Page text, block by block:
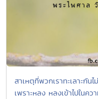
สาเหตุที่พวกเราทะเลาะกัน
เพราะหลง หลงเข้าไปในคว